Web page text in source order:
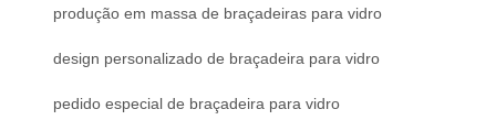
produção em massa de braçadeiras para vidro
design personalizado de braçadeira para vidro
pedido especial de braçadeira para vidro